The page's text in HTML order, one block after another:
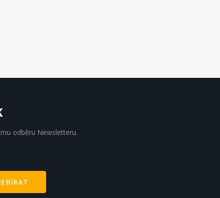
odběru Newsletteru.